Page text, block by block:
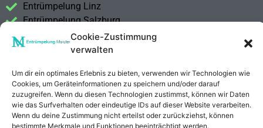
Cookie-Zustimmung
verwalten
Um dir ein optimales Erlebnis zu bieten, verwenden wir Technologien wie
Cookies, um Geräteinformationen zu speichern und/oder darauf
zuzugreifen. Wenn du diesen Technologien zustimmst, können wir Daten
wie das Surfverhalten oder eindeutige IDs auf dieser Website verarbeiten.
Wenn du deine Zustimmung nicht erteilst oder zurückziehst, können
bestimmte Merkmale und Funktionen beeinträchtigt werden.
Entrümpelung Linz
Entrümpelung Salzburg
Entrümpelung Vorarlberg
Entrümpelung Steiermark
Kontakt
Impressum
Datenschutzerklärung